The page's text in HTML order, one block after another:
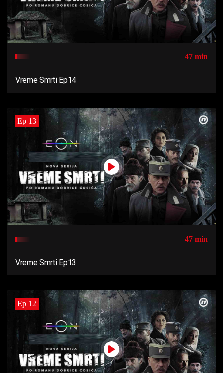
47 min
Vreme Smrti Ep14
Ep 13
47 min
Vreme Smrti Ep13
Ep 12